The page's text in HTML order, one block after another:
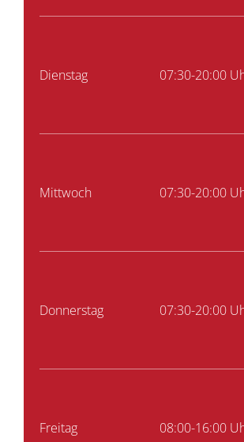
Dienstag 07:30-20:00
Mittwoch 07:30-20:00
Donnerstag 07:30-20:00
Freitag 08:00-16:00